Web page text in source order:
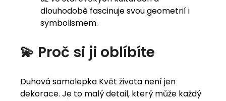
dlouhodobě fascinuje svou geometrií i
symbolismem.
💫 Proč si ji oblíbíte
Duhová samolepka Květ života není jen
dekorace. Je to malý detail, který může každý